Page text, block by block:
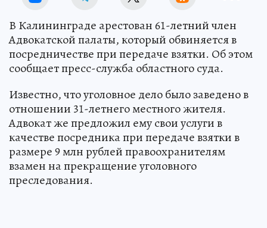
В Калининграде арестован 61-летний член
Адвокатской палаты, который обвиняется в
посредничестве при передаче взятки. Об этом
сообщает пресс-служба областного суда.
Известно, что уголовное дело было заведено в
отношении 31-летнего местного жителя.
Адвокат же предложил ему свои услуги в
качестве посредника при передаче взятки в
размере 9 млн рублей правоохранителям
взамен на прекращение уголовного
преследования.